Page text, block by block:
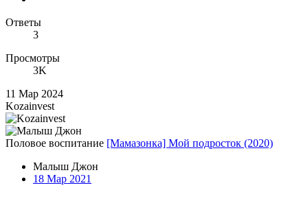
Ответы
3
Просмотры
3K
11 Мар 2024
Kozainvest
Половое воспитание [Мамазонка] Мой подросток (2020)
Малыш Джон
18 Мар 2021